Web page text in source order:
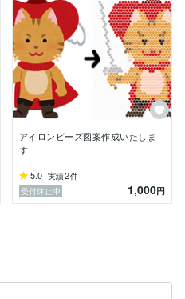
アイロンビーズ図案作成いたしま
す
5.0 実績2件
受付休止中
1,000円